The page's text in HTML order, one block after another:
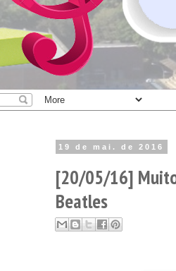
19 de mai. de 2016
[20/05/16] Muito
Beatles